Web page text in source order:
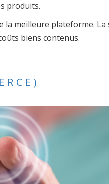
produits.
la meilleure plateforme.
biens contenus.